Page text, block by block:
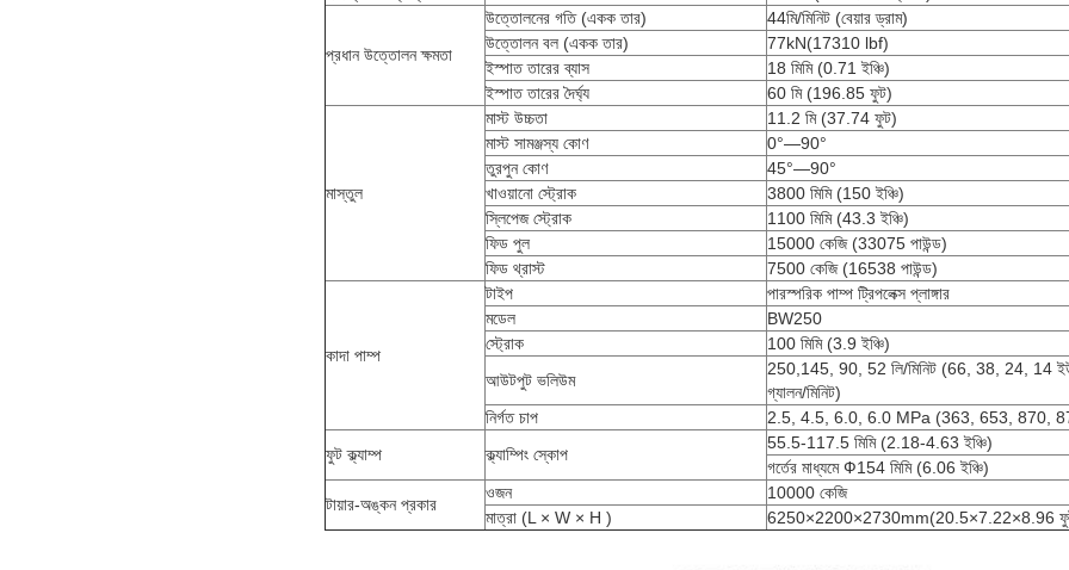
প্রধান উত্তোলন ক্ষমতা
উত্তোলনের গতি (একক তার)
44মি/মিনিট (বেয়ার ড্রাম)
উত্তোলন বল (একক তার)
77kN(17310 lbf)
ইস্পাত তারের ব্যাস
18 মিমি (0.71 ইঞ্চি)
ইস্পাত তারের দৈর্ঘ্য
60 মি (196.85 ফুট)
মাস্তুল
মাস্ট উচ্চতা
11.2 মি (37.74 ফুট)
মাস্ট সামঞ্জস্য কোণ
0°—90°
তুরপুন কোণ
45°—90°
খাওয়ানো স্ট্রোক
3800 মিমি (150 ইঞ্চি)
স্লিপেজ স্ট্রোক
1100 মিমি (43.3 ইঞ্চি)
ফিড পুল
15000 কেজি (33075 পাউন্ড)
ফিড থ্রাস্ট
7500 কেজি (16538 পাউন্ড)
কাদা পাম্প
টাইপ
পারস্পরিক পাম্প ট্রিপলেক্স প্লাঙ্গার
মডেল
BW250
স্ট্রোক
100 মিমি (3.9 ইঞ্চি)
আউটপুট ভলিউম
250,145, 90, 52 লি/মিনিট (66, 38, 24, 14
গ্যালন/মিনিট)
নির্গত চাপ
2.5, 4.5, 6.0, 6.0 MPa (363, 653, 870,
ফুট ক্ল্যাম্প
ক্ল্যাম্পিং স্কোপ
55.5-117.5 মিমি (2.18-4.63 ইঞ্চি)
গর্তের মাধ্যমে Ф154 মিমি (6.06 ইঞ্চি)
টায়ার-অঙ্কন প্রকার
ওজন
10000 কেজি
মাত্রা (L × W × H )
6250×2200×2730mm(20.5×7.22×8.96